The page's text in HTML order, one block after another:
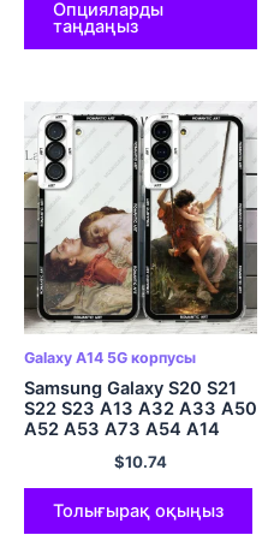
Опцияларды
таңдаңыз
Galaxy A14 5G корпусы
Samsung Galaxy S20 S21
S22 S23 A13 A32 A33 A50
A52 A53 A73 A54 A14
жұмсақ қақпақ
романтикалық өнер
$10.74
Толығырақ оқыңыз